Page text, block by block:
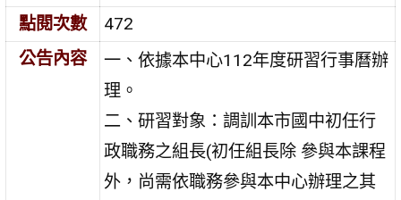
點閱次數
472
公告內容
一、依據本中心112年度研習行事曆辦
理。
二、研習對象：調訓本市國中初任行
政職務之組長(初任組長除 參與本課程
外，尚需依職務參與本中心辦理之其